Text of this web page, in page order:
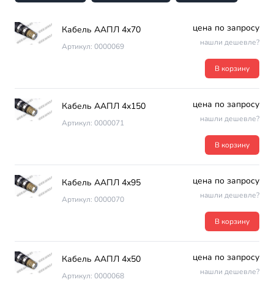
Кабель ААПЛ 4х70
Артикул: 0000069
цена по запросу
нашли дешевле?
В корзину
Кабель ААПЛ 4х150
Артикул: 0000071
цена по запросу
нашли дешевле?
В корзину
Кабель ААПЛ 4х95
Артикул: 0000070
цена по запросу
нашли дешевле?
В корзину
Кабель ААПЛ 4х50
Артикул: 0000068
цена по запросу
нашли дешевле?